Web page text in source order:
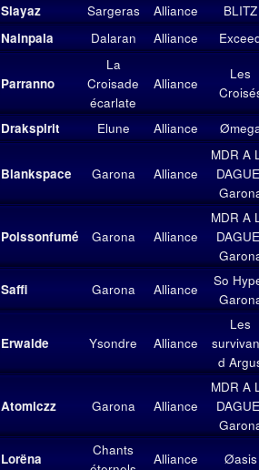
Slayaz Sargeras Alliance BLITZ
Nainpala Dalaran Alliance
Parranno
La
Croisade
écarlate
Alliance
Les
Drakspirit Elune Alliance
Blankspace Garona Alliance
MDR A
Poissonfumé Garona Alliance
MDR A
Saffi Garona Alliance
So
Erwalde Ysondre Alliance
Les
d
Atomiczz Garona Alliance
MDR A
Lorëna
Chants
Alliance Øasis